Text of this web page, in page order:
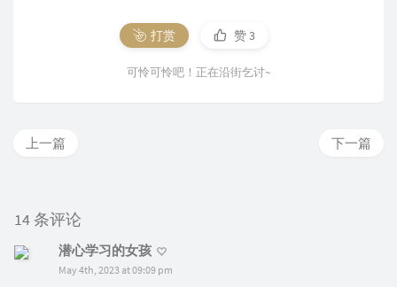
打赏 赞3
可怜可怜吧！正在沿街乞讨~
下一篇
上一篇
14 条评论
潜心学习的女孩
May 4th, 2023 at 09:09 pm